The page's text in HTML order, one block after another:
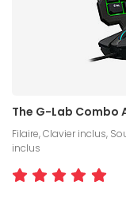
The G-Lab Combo
Filaire, Clavier inclus,
inclus